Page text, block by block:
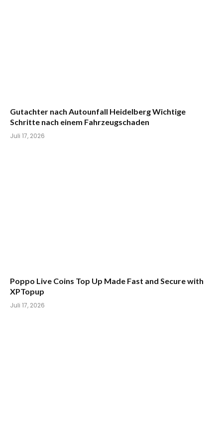
Gutachter nach Autounfall Heidelberg Wichtige
Schritte nach einem Fahrzeugschaden
Juli 17, 2026
Poppo Live Coins Top Up Made Fast and Secure with
XPTopup
Juli 17, 2026